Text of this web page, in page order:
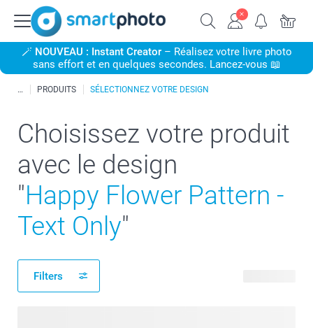
🪄 NOUVEAU : Instant Creator– Réalisez votre livre photo
sans effort et en quelques secondes. Lancez-vous 📖
PRODUITS SÉLECTIONNEZ VOTRE DESIGN
Choisissez votre produit
avec le design
"Happy Flower Pattern -
Text Only"
Filters